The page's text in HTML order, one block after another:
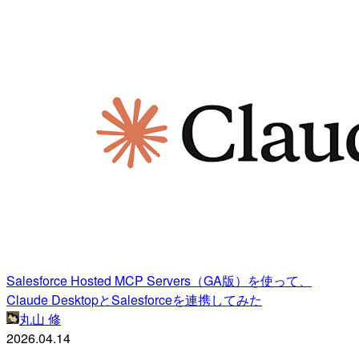
Salesforce Hosted MCP Servers（GA版）を使って、
Claude DesktopとSalesforceを連携してみた
丸山 修
2026.04.14